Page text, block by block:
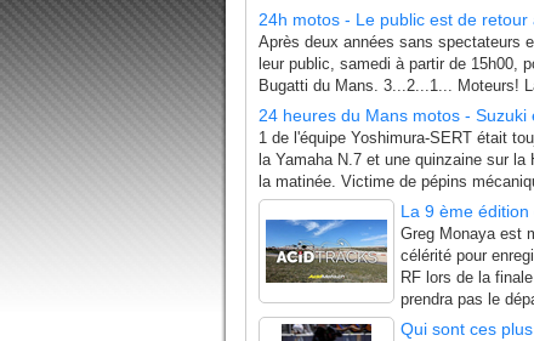
24h motos - Le public est de
Après deux années sans spectateurs
leur public, samedi à partir de 15h00,
Bugatti du Mans. 3...2...1... Moteurs!
24 heures du Mans motos -
1 de l'équipe Yoshimura-SERT était
la Yamaha N.7 et une quinzaine sur
la matinée. Victime de pépins
La 9 ème
Greg Monaya est
célérité pour
RF lors de la
prendra pas le
Qui sont ces